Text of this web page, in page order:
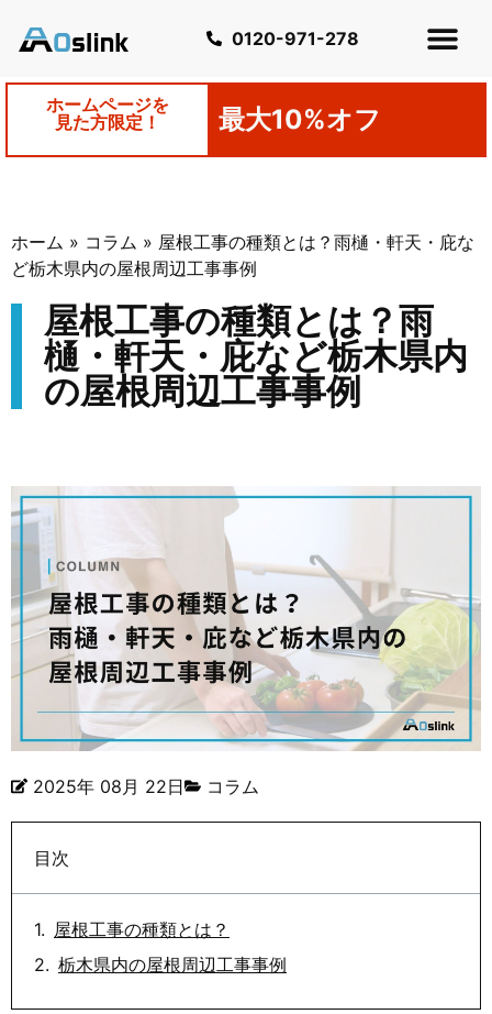
0120-971-278
ホームページを
見た方限定！
最大10%オフ
ホーム » コラム » 屋根工事の種類とは？雨樋・軒天・庇な
ど栃木県内の屋根周辺工事事例
屋根工事の種類とは？雨
樋・軒天・庇など栃木県内
の屋根周辺工事事例
2025年 08月 22日 コラム
目次
屋根工事の種類とは？
栃木県内の屋根周辺工事事例